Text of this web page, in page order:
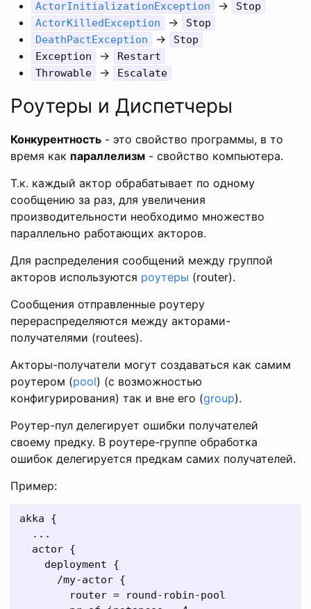
ActorInitializationException ->
Stop
ActorKilledException
->
Stop
DeathPactException
->
Stop
Exception
->
Restart
Throwable
-> Escalate
Роутеры и Диспетчеры
Конкурентность - это свойство программы, в то
время как параллелизм - свойство компьютера.
Т.к. каждый актор обрабатывает по одному
сообщению за раз, для увеличения
производительности необходимо множество
параллельно работающих акторов.
Для распределения сообщений между группой
акторов используются роутеры (router).
Сообщения отправленные роутеру
перераспределяются между акторами-
получателями (routees).
Акторы-получатели могут создаваться как самим
роутером (pool) (с возможностью
конфигурирования) так и вне его (group).
Роутер-пул делегирует ошибки получателей
своему предку. В роутере-группе обработка
ошибок делегируется предкам самих получателей.
Пример:
akka {
  ...
  actor {
    deployment {
      /my-actor {
        router = round-robin-pool